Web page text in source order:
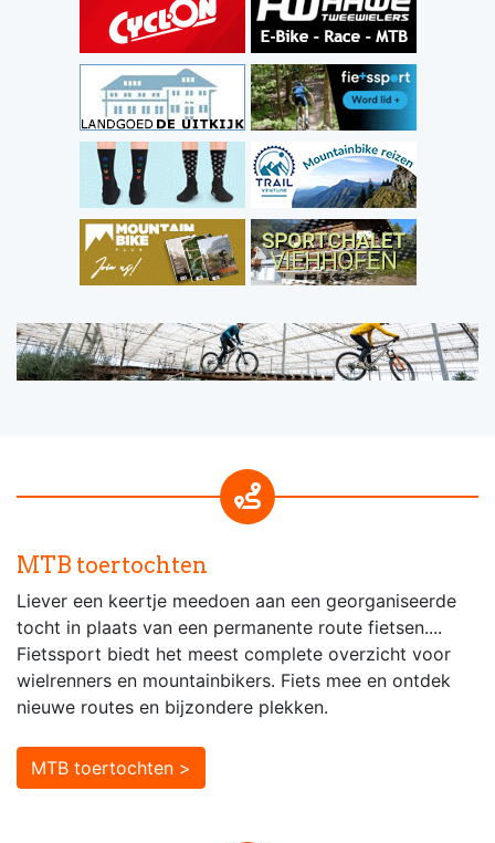
MTB toertochten
Liever een keertje meedoen aan een georganiseerde
tocht in plaats van een permanente route fietsen....
Fietssport biedt het meest complete overzicht voor
wielrenners en mountainbikers. Fiets mee en ontdek
nieuwe routes en bijzondere plekken.
MTB toertochten >